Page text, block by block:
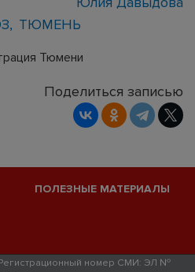
ТЮМЕНЬ
Тюмени
Поделиться записью
ПОЛЕЗНЫЕ МАТЕРИАЛЫ
Регистрационный номер СМИ: ЭЛ №